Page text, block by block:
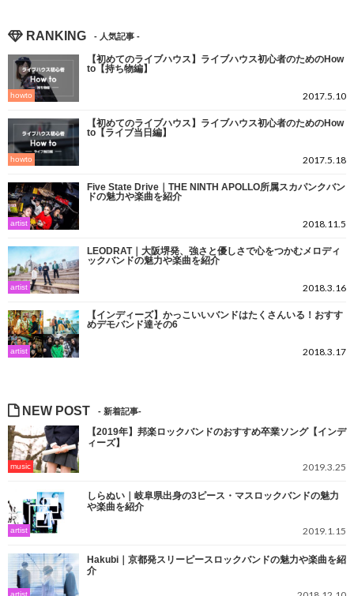
RANKING
【初めてのライブハウス】ライブハウス初心者のためのHow
to【持ち物編】
howto 2017.5.10
【初めてのライブハウス】ライブハウス初心者のためのHow
to【ライブ当日編】
howto 2017.5.18
Five State Drive｜THE NINTH APOLLO所属スカパンクバン
ド​の魅力や楽曲を紹介
artist 2018.11.5
LEODRAT｜大阪堺発、強さと優しさで心をつかむメロディ
ックバンドの魅力や楽曲を紹介
artist 2018.3.16
【インディーズ】かっこいいバンドはたくさんいる！おすす
めデモバンド達その6
artist 2018.3.17
NEW POST
【2019年】邦楽ロックバンドのおすすめ卒業ソング【インデ
ィーズ】
music 2019.3.25
しらぬい｜岐阜県出身の3ピース・マスロックバンドの魅力
や楽曲を紹介
artist 2019.1.15
Hakubi｜京都発スリーピースロックバンドの魅力や楽曲を紹
介
artist